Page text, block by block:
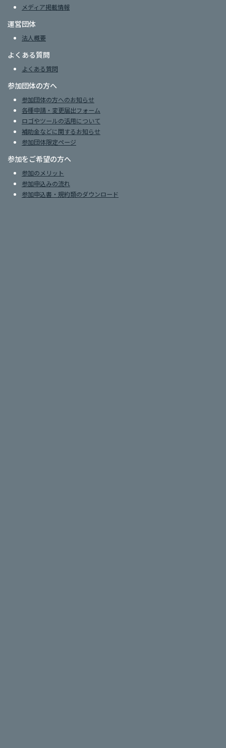
メディア掲載情報
運営団体
法人概要
よくある質問
よくある質問
参加団体の方へ
参加団体の方へのお知らせ
各種申請・変更届出フォーム
ロゴやツールの活用について
補助金などに関するお知らせ
参加団体限定ページ
参加をご希望の方へ
参加のメリット
参加申込みの流れ
参加申込書・規約類のダウンロード